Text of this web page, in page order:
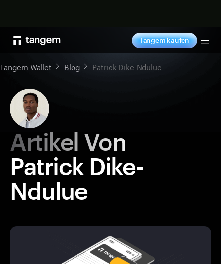
Tangem kaufen
Tangem Wallet Blog Patrick Dike-Ndulue
Artikel Von
Patrick Dike-
Ndulue